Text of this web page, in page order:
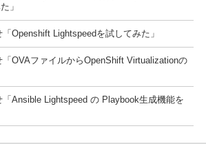
」
Openshift Lightspeedを試してみた」
OVAファイルからOpenShift Virtualizationの
Ansible Lightspeed の Playbook生成機能を